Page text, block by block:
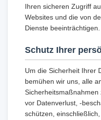
Ihren sicheren Zugriff
Websites und die von
Dienste beeinträchtigen.
Schutz Ihrer
Um die Sicherheit Ihrer
bemühen wir uns, alle
vor Datenverlust, -
schützen,